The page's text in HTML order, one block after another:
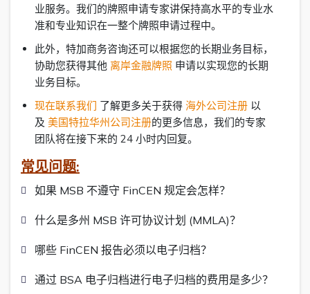
业服务。我们的牌照申请专家讲保持高水平的专业水
准和专业知识在一整个牌照申请过程中。
此外，特加商务咨询还可以根据您的长期业务目标，
协助您获得其他 离岸金融牌照 申请以实现您的长期
业务目标。
现在联系我们 了解更多关于获得 海外公司注册 以
及 美国特拉华州公司注册的更多信息，我们的专家
团队将在接下来的 24 小时内回复。
常见问题:
如果 MSB 不遵守 FinCEN 规定会怎样？
什么是多州 MSB 许可协议计划 (MMLA)？
哪些 FinCEN 报告必须以电子归档？
通过 BSA 电子归档进行电子归档的费用是多少？